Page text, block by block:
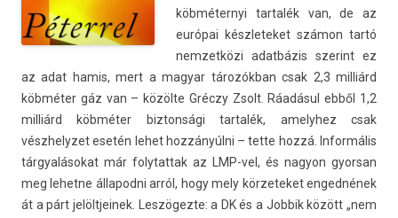
köb­méter­nyi tar­talék van, de az
európai készleteket számon tartó
nem­zetközi adatbázis szerint ez
az adat hamis, mert a magyar tározókban csak 2,3 milliárd
köbméter gáz van – közölte Gréczy Zsolt. Ráadásul ebből 1,2
milliárd köbméter bi­zton­sági tar­talék, amelyhez csak
vészhelyzet esetén lehet hozzányúlni – tette hozzá. In­for­mális
tárgyalásokat már folytat­tak az LMP-vel, és nagyon gyor­san
meg lehet­ne állapod­ni arról, hogy mely kör­zeteket en­ged­nének
át a párt jelöltjeinek. Leszögezte: a DK és a Job­bik között „nem